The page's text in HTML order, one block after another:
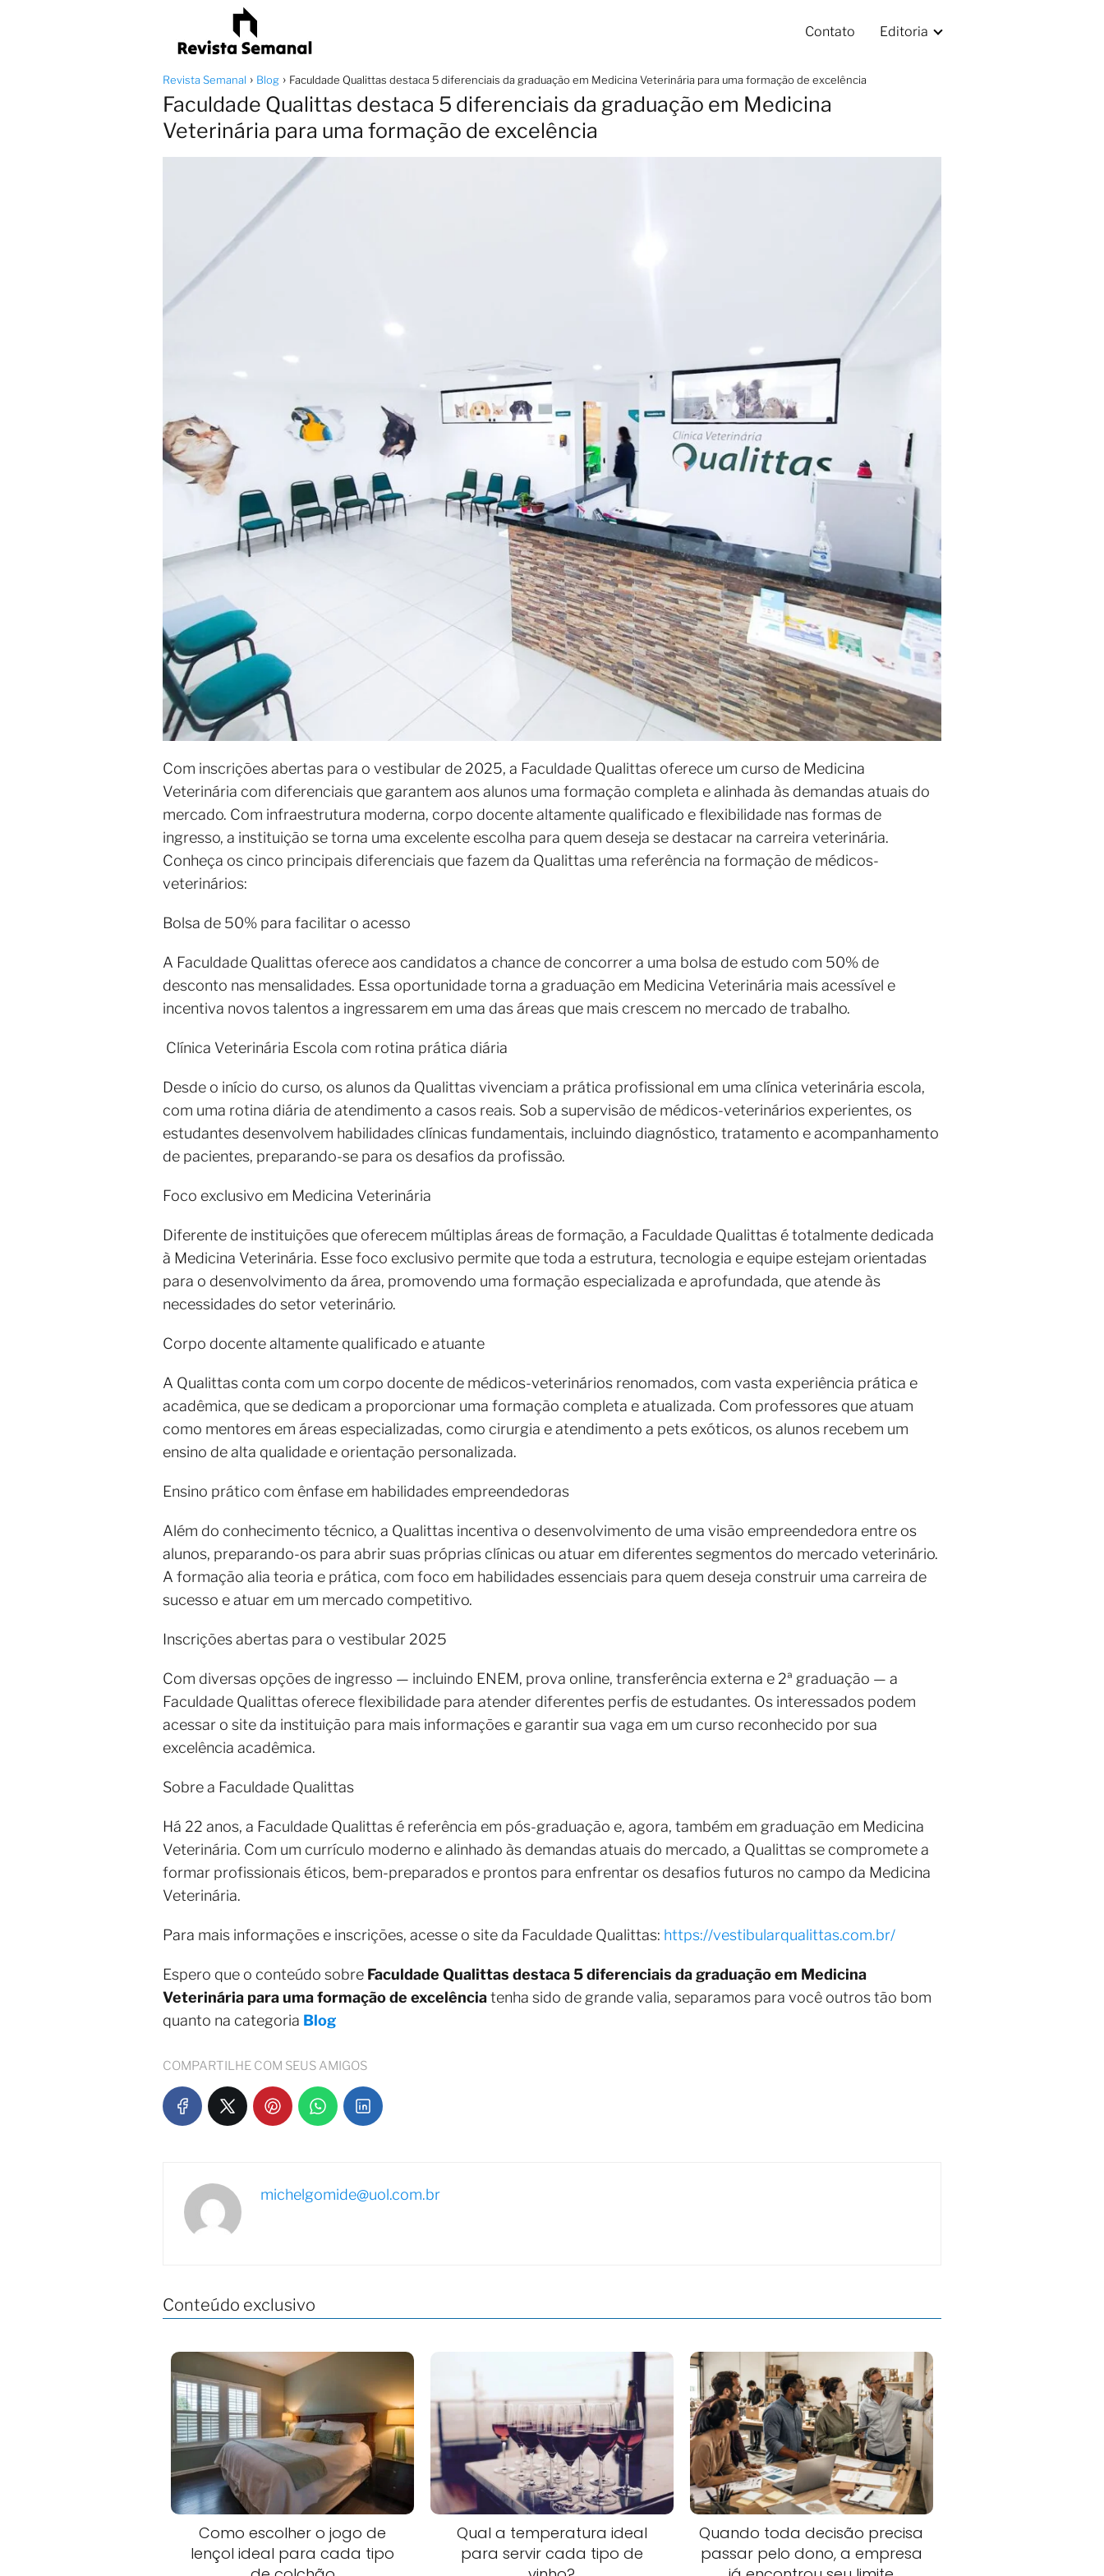
Contato Editoria
Revista Semanal Blog Faculdade Qualittas destaca 5 diferenciais da graduação em Medicina Veterinária para uma formação de excelência
Faculdade Qualittas destaca 5 diferenciais da graduação em Medicina
Veterinária para uma formação de excelência
Com inscrições abertas para o vestibular de 2025, a Faculdade Qualittas oferece um curso de Medicina
Veterinária com diferenciais que garantem aos alunos uma formação completa e alinhada às demandas atuais do
mercado. Com infraestrutura moderna, corpo docente altamente qualificado e flexibilidade nas formas de
ingresso, a instituição se torna uma excelente escolha para quem deseja se destacar na carreira veterinária.
Conheça os cinco principais diferenciais que fazem da Qualittas uma referência na formação de médicos-
veterinários:
Bolsa de 50% para facilitar o acesso
A Faculdade Qualittas oferece aos candidatos a chance de concorrer a uma bolsa de estudo com 50% de
desconto nas mensalidades. Essa oportunidade torna a graduação em Medicina Veterinária mais acessível e
incentiva novos talentos a ingressarem em uma das áreas que mais crescem no mercado de trabalho.
Clínica Veterinária Escola com rotina prática diária
Desde o início do curso, os alunos da Qualittas vivenciam a prática profissional em uma clínica veterinária escola,
com uma rotina diária de atendimento a casos reais. Sob a supervisão de médicos-veterinários experientes, os
estudantes desenvolvem habilidades clínicas fundamentais, incluindo diagnóstico, tratamento e acompanhamento
de pacientes, preparando-se para os desafios da profissão.
Foco exclusivo em Medicina Veterinária
Diferente de instituições que oferecem múltiplas áreas de formação, a Faculdade Qualittas é totalmente dedicada
à Medicina Veterinária. Esse foco exclusivo permite que toda a estrutura, tecnologia e equipe estejam orientadas
para o desenvolvimento da área, promovendo uma formação especializada e aprofundada, que atende às
necessidades do setor veterinário.
Corpo docente altamente qualificado e atuante
A Qualittas conta com um corpo docente de médicos-veterinários renomados, com vasta experiência prática e
acadêmica, que se dedicam a proporcionar uma formação completa e atualizada. Com professores que atuam
como mentores em áreas especializadas, como cirurgia e atendimento a pets exóticos, os alunos recebem um
ensino de alta qualidade e orientação personalizada.
Ensino prático com ênfase em habilidades empreendedoras
Além do conhecimento técnico, a Qualittas incentiva o desenvolvimento de uma visão empreendedora entre os
alunos, preparando-os para abrir suas próprias clínicas ou atuar em diferentes segmentos do mercado veterinário.
A formação alia teoria e prática, com foco em habilidades essenciais para quem deseja construir uma carreira de
sucesso e atuar em um mercado competitivo.
Inscrições abertas para o vestibular 2025
Com diversas opções de ingresso — incluindo ENEM, prova online, transferência externa e 2ª graduação — a
Faculdade Qualittas oferece flexibilidade para atender diferentes perfis de estudantes. Os interessados podem
acessar o site da instituição para mais informações e garantir sua vaga em um curso reconhecido por sua
excelência acadêmica.
Sobre a Faculdade Qualittas
Há 22 anos, a Faculdade Qualittas é referência em pós-graduação e, agora, também em graduação em Medicina
Veterinária. Com um currículo moderno e alinhado às demandas atuais do mercado, a Qualittas se compromete a
formar profissionais éticos, bem-preparados e prontos para enfrentar os desafios futuros no campo da Medicina
Veterinária.
Para mais informações e inscrições, acesse o site da Faculdade Qualittas: https://vestibularqualittas.com.br/
Espero que o conteúdo sobre Faculdade Qualittas destaca 5 diferenciais da graduação em Medicina
Veterinária para uma formação de excelênciatenha sido de grande valia, separamos para você outros tão bom
quanto na categoria Blog
COMPARTILHE COM SEUS AMIGOS
michelgomide@uol.com.br
Conteúdo exclusivo
Como escolher o jogo de
lençol ideal para cada tipo
Qual a temperatura ideal
para servir cada tipo de
Quando toda decisão precisa
passar pelo dono, a empresa